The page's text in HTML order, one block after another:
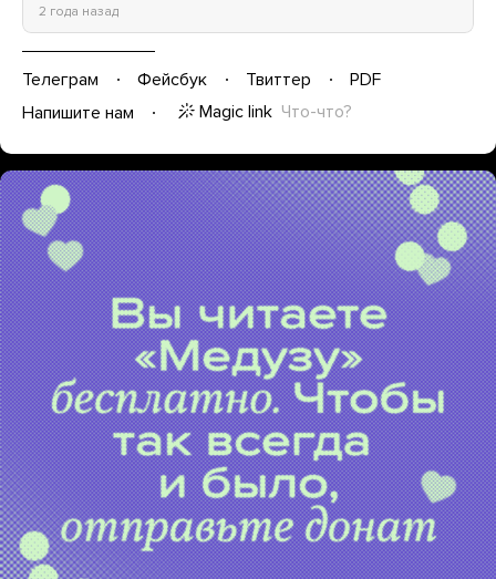
2 года назад
Телеграм Фейсбук Твиттер
PDF
Напишите нам
Magic link Что-что?